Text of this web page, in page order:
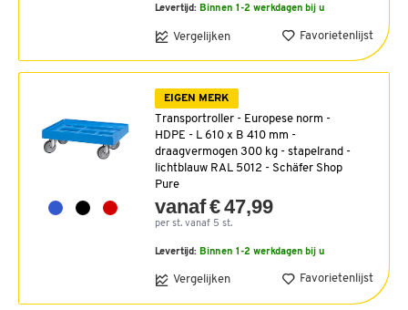
Levertijd: Binnen 1-2 werkdagen bij u
Vergelijken Favorietenlijst
EIGEN MERK
Transportroller - Europese norm -
HDPE - L 610 x B 410 mm -
draagvermogen 300 kg - stapelrand -
lichtblauw RAL 5012 - Schäfer Shop
Pure
vanaf € 47,99
per st. vanaf 5 st.
Levertijd: Binnen 1-2 werkdagen bij u
Vergelijken Favorietenlijst